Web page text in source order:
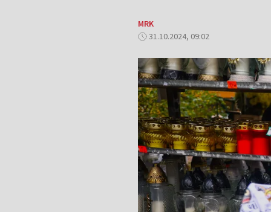
MRK
31.10.2024, 09:02